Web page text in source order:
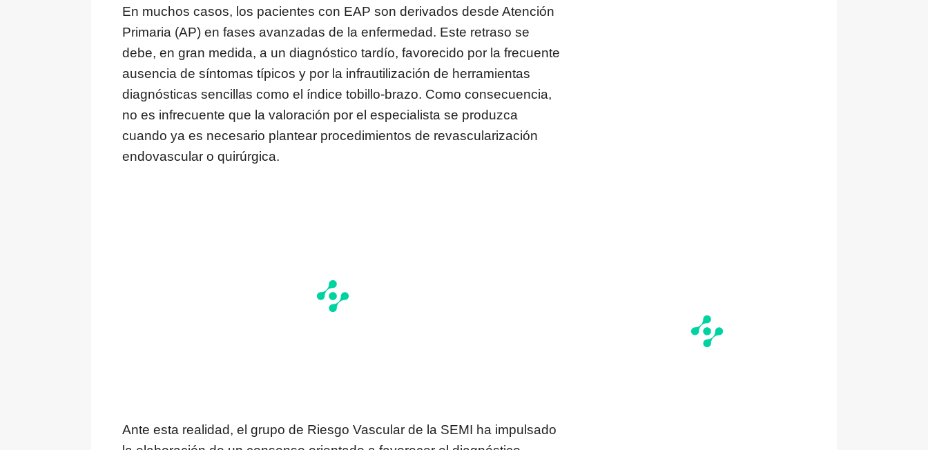
En muchos casos, los pacientes con EAP son derivados desde Atención
Primaria (AP) en fases avanzadas de la enfermedad. Este retraso se
debe, en gran medida, a un diagnóstico tardío, favorecido por la frecuente
ausencia de síntomas típicos y por la infrautilización de herramientas
diagnósticas sencillas como el índice tobillo-brazo. Como consecuencia,
no es infrecuente que la valoración por el especialista se produzca
cuando ya es necesario plantear procedimientos de revascularización
endovascular o quirúrgica.
Ante esta realidad, el grupo de Riesgo Vascular de la SEMI ha impulsado